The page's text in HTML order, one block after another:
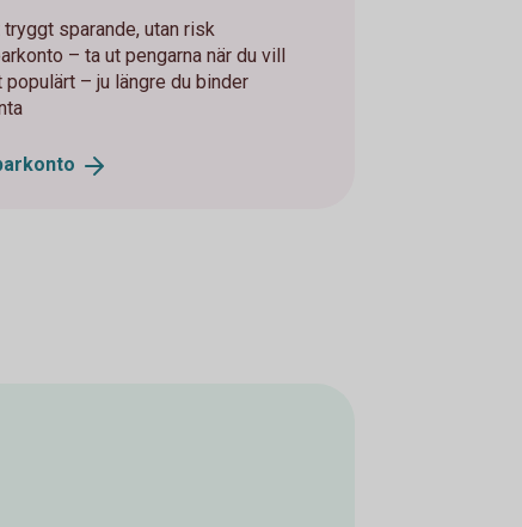
sparande, utan risk
– ta ut pengarna när du vill
– ju längre du binder